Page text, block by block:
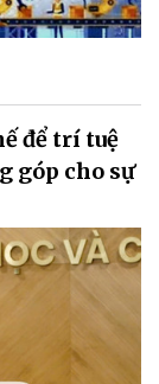
để trí tuệ
góp cho sự